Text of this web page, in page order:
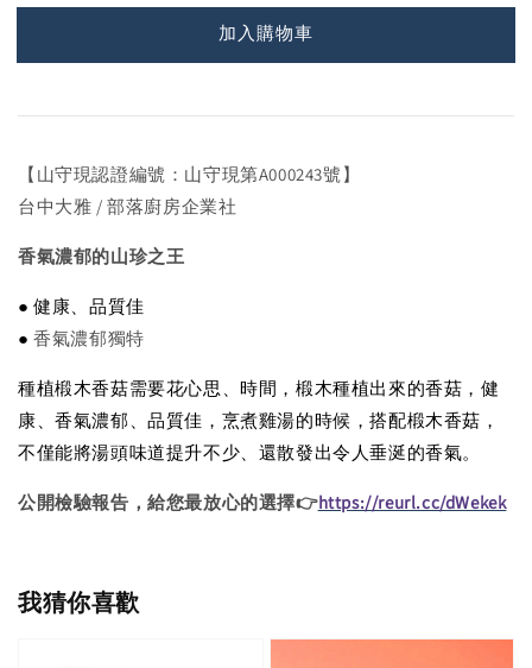
加入購物車
【山守現認證編號：山守現第A000243號】
台中大雅 / 部落廚房企業社
香氣濃郁的山珍之王
● 健康、品質佳
●香氣濃郁獨特
種植椴木香菇需要花心思、時間，椴木種植出來的香菇，健
康、香氣濃郁、品質佳，烹煮雞湯的時候，搭配椴木香菇，
不僅能將湯頭味道提升不少、還散發出令人垂涎的香氣。
公開檢驗報告，給您最放心的選擇👉https://reurl.cc/dWekek
我猜你喜歡